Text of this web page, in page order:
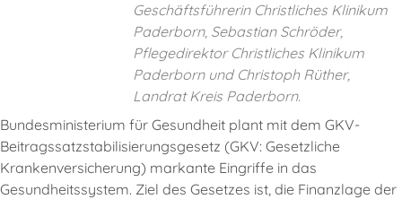
Geschäftsführerin Christliches Klinikum
Paderborn, Sebastian Schröder,
Pflegedirektor Christliches Klinikum
Paderborn und Christoph Rüther,
Landrat Kreis Paderborn.
Bundesministerium für Gesundheit plant mit dem GKV-
Beitragssatzstabilisierungsgesetz (GKV: Gesetzliche
Krankenversicherung) markante Eingriffe in das
Gesundheitssystem. Ziel des Gesetzes ist, die Finanzlage der